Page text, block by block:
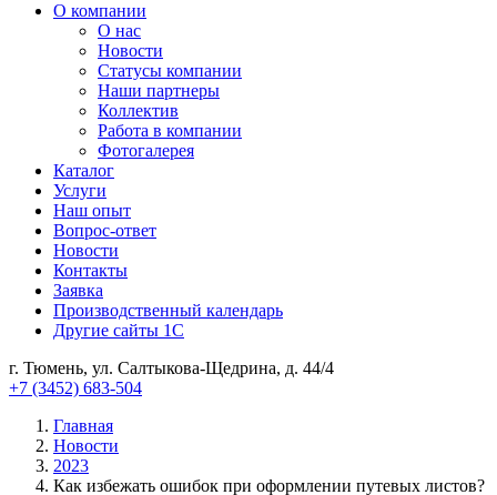
О компании
О нас
Новости
Cтатусы компании
Наши партнеры
Коллектив
Работа в компании
Фотогалерея
Каталог
Услуги
Наш опыт
Вопрос-ответ
Новости
Контакты
Заявка
Производственный календарь
Другие сайты 1С
г. Тюмень, ул. Салтыкова-Щедрина, д. 44/4
+7 (3452) 683-504
Главная
Новости
2023
Как избежать ошибок при оформлении путевых листов?